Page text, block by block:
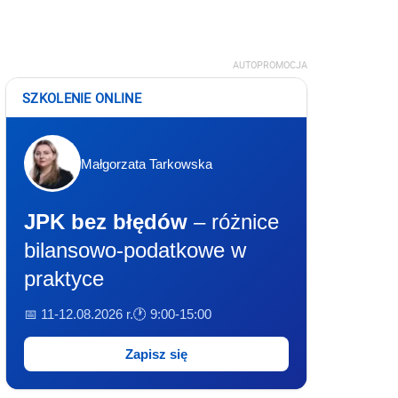
AUTOPROMOCJA
SZKOLENIE ONLINE
Małgorzata Tarkowska
JPK bez błędów – różnice
bilansowo-podatkowe w
praktyce
📅 11-12.08.2026 r.🕐 9:00-15:00
Zapisz się